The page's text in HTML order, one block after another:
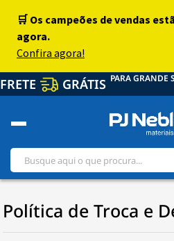
FRETE GRÁTIS PARA GRANDE
Política de Troca e